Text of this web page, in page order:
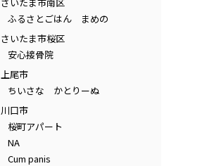
ふるさとごはん まめの
さいたま市桜区
安心接骨院
上尾市
ちいさな かとりーぬ
川口市
桜町アパート
NA
Cum panis